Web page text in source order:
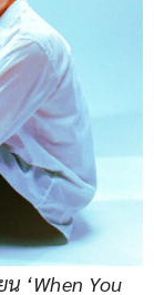
น ‘When You